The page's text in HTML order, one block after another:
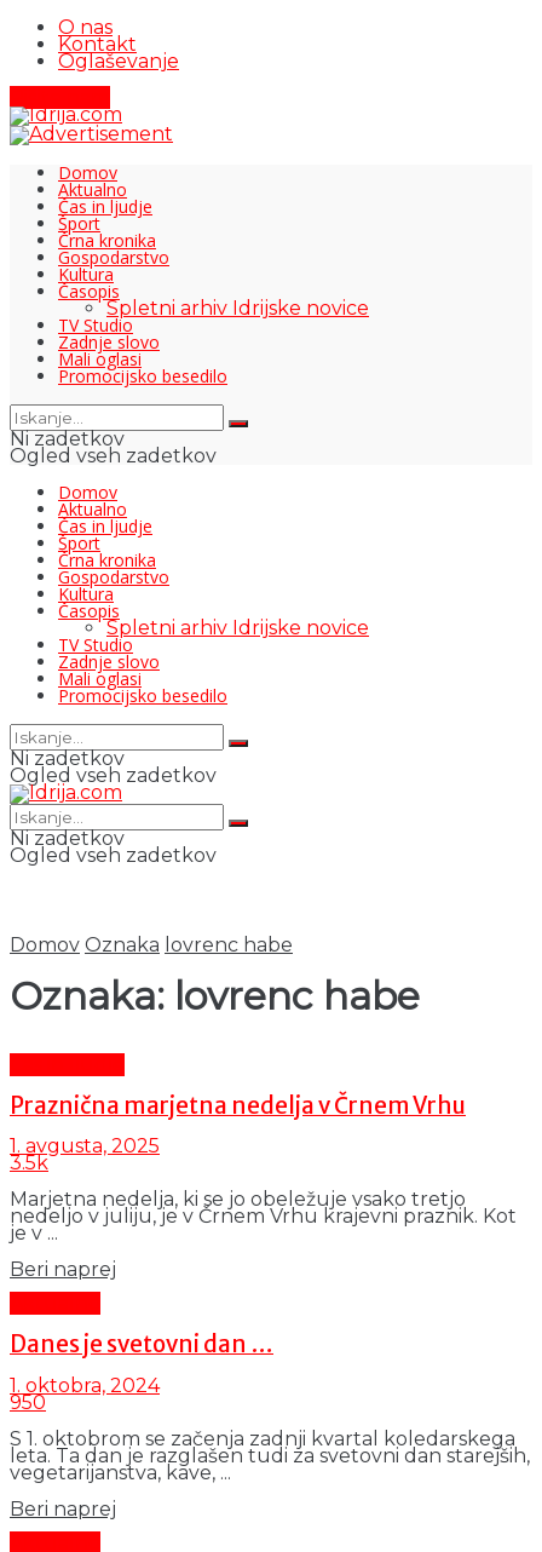
O nas
Kontakt
Oglaševanje
Domov
Aktualno
Čas in ljudje
Šport
Črna kronika
Gospodarstvo
Kultura
Časopis
Spletni arhiv Idrijske novice
TV Studio
Zadnje slovo
Mali oglasi
Promocijsko besedilo
Ni zadetkov
Ogled vseh zadetkov
Domov
Aktualno
Čas in ljudje
Šport
Črna kronika
Gospodarstvo
Kultura
Časopis
Spletni arhiv Idrijske novice
TV Studio
Zadnje slovo
Mali oglasi
Promocijsko besedilo
Ni zadetkov
Ogled vseh zadetkov
Ni zadetkov
Ogled vseh zadetkov
Domov Oznaka lovrenc habe
Oznaka: lovrenc habe
Praznična marjetna nedelja v Črnem Vrhu
1. avgusta, 2025
3.5k
Marjetna nedelja, ki se jo obeležuje vsako tretjo
nedeljo v juliju, je v Črnem Vrhu krajevni praznik. Kot
je v ...
Beri naprej
Danes je svetovni dan …
1. oktobra, 2024
950
S 1. oktobrom se začenja zadnji kvartal koledarskega
leta. Ta dan je razglašen tudi za svetovni dan starejših,
vegetarijanstva, kave, ...
Beri naprej